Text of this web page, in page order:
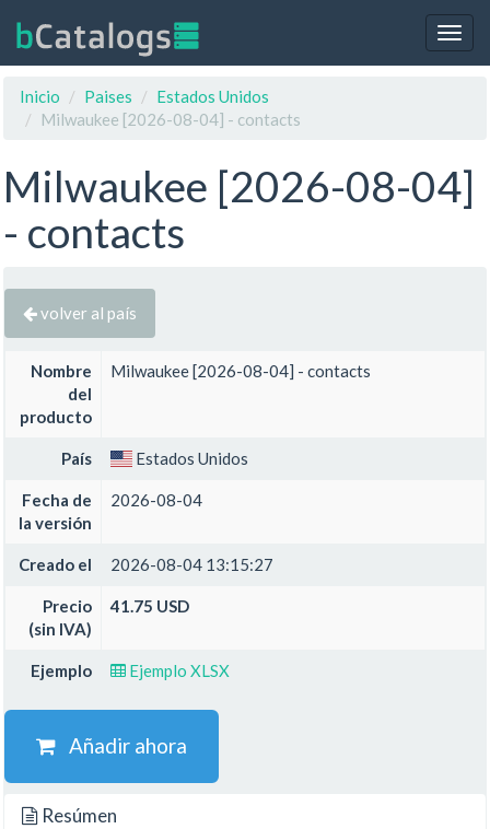
Inicio
Paises
Estados Unidos
Milwaukee [2026-08-04] - contacts
Milwaukee [2026-08-04]
- contacts
volver al país
Nombre
del
producto
Milwaukee [2026-08-04] - contacts
País Estados Unidos
Fecha de
la versión
2026-08-04
Creado el 2026-08-04 13:15:27
Precio
(sin IVA)
41.75 USD
Ejemplo Ejemplo XLSX
Añadir ahora
Resúmen